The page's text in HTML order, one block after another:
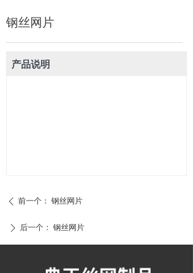
钢丝网片
产品说明
ꄴ 前一个： 钢丝网片
ꄲ 后一个： 钢丝网片